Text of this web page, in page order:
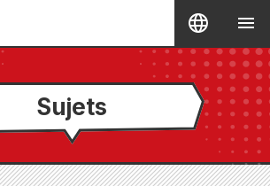
Sujets